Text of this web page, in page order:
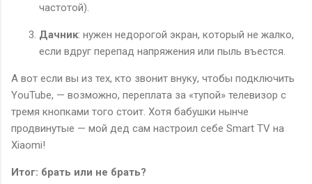
частотой).
Дачник: нужен недорогой экран, который не жалко,
если вдруг перепад напряжения или пыль въестся.
А вот если вы из тех, кто звонит внуку, чтобы подключить
YouTube, — возможно, переплата за «тупой» телевизор с
тремя кнопками того стоит. Хотя бабушки нынче
продвинутые — мой дед сам настроил себе Smart TV на
Xiaomi!
Итог: брать или не брать?